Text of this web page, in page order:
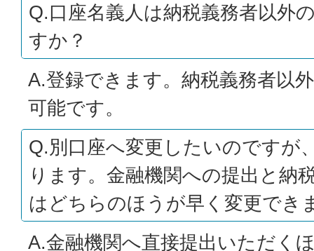
Q.口座名義人は納税義務者以外
すか？
A.登録できます。納税義務者以
可能です。
Q.別口座へ変更したいのですが
ります。金融機関への提出と納
はどちらのほうが早く変更でき
A.金融機関へ直接提出いただく